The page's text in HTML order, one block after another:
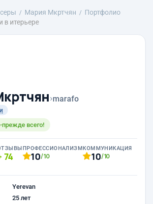
Mария Мкртчян
Портфолио
в итерьере
›marafo
прежде всего!
74
ПРОФЕССИОНАЛИЗМ
10/10
КОММУНИКАЦИЯ
10/10
Yerevan
25 лет